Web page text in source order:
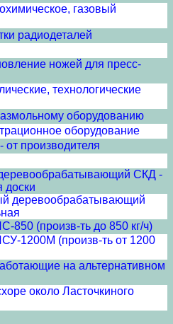
газовый
радиодеталей
ножей для пресс-
технологические
оборудованию
оборудование
от производителя
СКД -
доски
деревообрабатывающий
850 (произв-ть до 850 кг/ч)
1200М (произв-ть от 1200
на альтернативном
около Ласточкиного